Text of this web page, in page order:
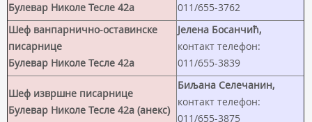
Булевар Николе Тесле 42а
011/655-3762
Шеф ванпарнично-оставинске
писарнице
Булевар Николе Тесле 42а
Jелена Босанчић,
контакт телефон:
011/655-3839
Шеф извршне писарнице
Булевар Николе Тесле 42а (анекс)
Биљана Селечанин,
контакт телефон:
011/655-3875